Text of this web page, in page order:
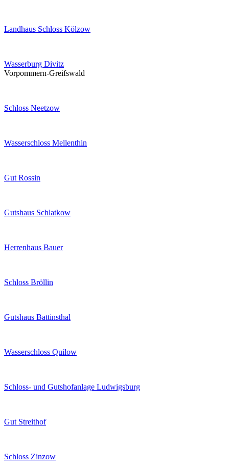
Landhaus Schloss Kölzow
Wasserburg Divitz
Vorpommern-Greifswald
Schloss Neetzow
Wasserschloss Mellenthin
Gut Rossin
Gutshaus Schlatkow
Herrenhaus Bauer
Schloss Bröllin
Gutshaus Battinsthal
Wasserschloss Quilow
Schloss- und Gutshofanlage Ludwigsburg
Gut Streithof
Schloss Zinzow